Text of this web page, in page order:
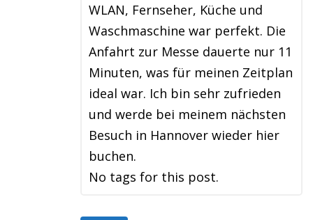
WLAN, Fernseher, Küche und
Waschmaschine war perfekt. Die
Anfahrt zur Messe dauerte nur 11
Minuten, was für meinen Zeitplan
ideal war. Ich bin sehr zufrieden
und werde bei meinem nächsten
Besuch in Hannover wieder hier
buchen.
No tags for this post.